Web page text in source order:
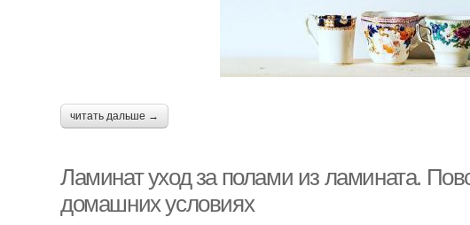
читать дальше →
Ламинат уход за полами из ламината.
домашних условиях